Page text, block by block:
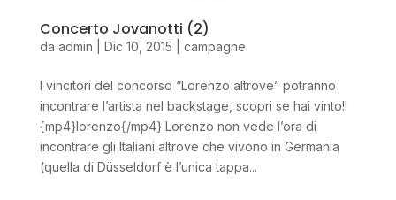
Concerto Jovanotti (2)
da admin Dic 10, 2015 campagne
I vincitori del concorso “Lorenzo altrove” potranno
incontrare l’artista nel backstage, scopri se hai vinto!!
{mp4}lorenzo{/mp4} Lorenzo non vede l’ora di
incontrare gli Italiani altrove che vivono in Germania
(quella di Düsseldorf è l’unica tappa...